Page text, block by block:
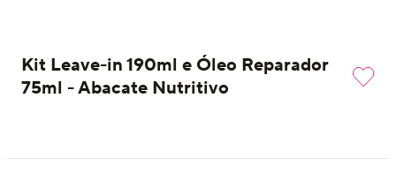
Kit Leave-in 190ml e Óleo Reparador
75ml - Abacate Nutritivo